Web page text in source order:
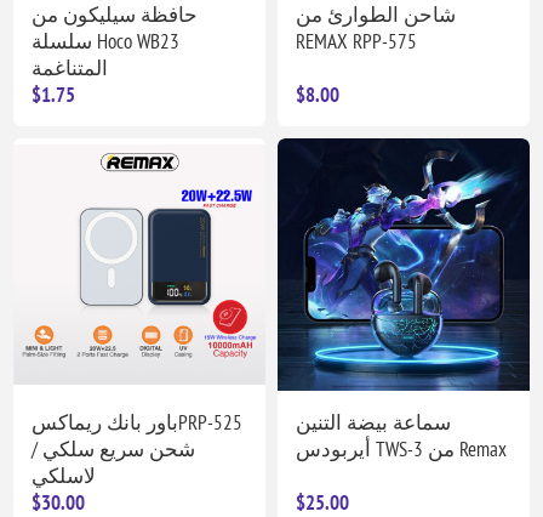
حافظة سيليكون من
سلسلة Hoco WB23
المتناغمة
$1.75
شاحن الطوارئ من
REMAX RPP-575
$8.00
باور بانك ريماكسPRP-525
شحن سريع سلكي /
لاسلكي
$30.00
سماعة بيضة التنين
أيربودس TWS-3 من Remax
$25.00